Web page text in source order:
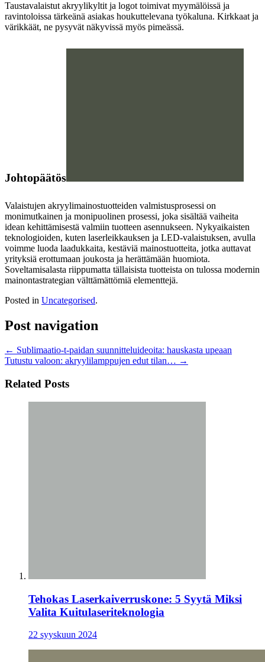
Taustavalaistut akryylikyltit ja logot toimivat myymälöissä ja
ravintoloissa tärkeänä asiakas houkuttelevana työkaluna. Kirkkaat ja
värikkäät, ne pysyvät näkyvissä myös pimeässä.
Johtopäätös
Valaistujen akryylimainostuotteiden valmistusprosessi on
monimutkainen ja monipuolinen prosessi, joka sisältää vaiheita
idean kehittämisestä valmiin tuotteen asennukseen. Nykyaikaisten
teknologioiden, kuten laserleikkauksen ja LED-valaistuksen, avulla
voimme luoda laadukkaita, kestäviä mainostuotteita, jotka auttavat
yrityksiä erottumaan joukosta ja herättämään huomiota.
Soveltamisalasta riippumatta tällaisista tuotteista on tulossa modernin
mainontastrategian välttämättömiä elementtejä.
Posted in Uncategorised.
Post navigation
← Sublimaatio-t-paidan suunnitteluideoita: hauskasta upeaan
Tutustu valoon: akryylilamppujen edut tilan… →
Related Posts
Tehokas Laserkaiverruskone: 5 Syytä Miksi
Valita Kuitulaseriteknologia
22 syyskuun 2024